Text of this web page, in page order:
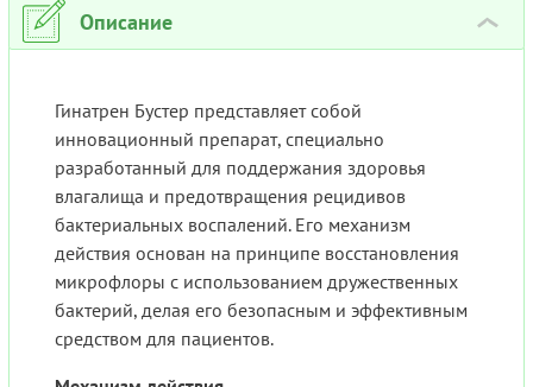
Описание ›
Гинатрен Бустер представляет собой
инновационный препарат, специально
разработанный для поддержания здоровья
влагалища и предотвращения рецидивов
бактериальных воспалений. Его механизм
действия основан на принципе восстановления
микрофлоры с использованием дружественных
бактерий, делая его безопасным и эффективным
средством для пациентов.